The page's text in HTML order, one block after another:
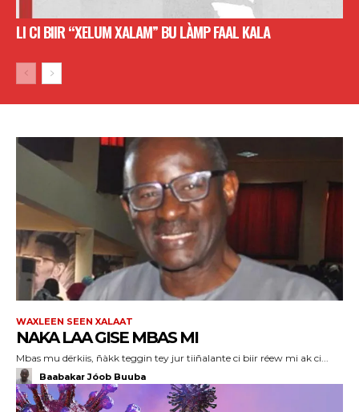
LI CI BIIR “XELUM XALAM” BU LÀMP FAAL KALA
WAXLEEN SEEN XALAAT
NAKA LAA GISE MBAS MI
Mbas mu dërkiis, ñàkk teggin tey jur tiiñalante ci biir réew mi ak ci...
Baabakar Jóob Buuba